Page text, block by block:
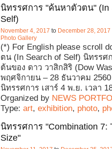
นิทรรศการ "ค้นหาตัวตน" (In
Self)
November 4, 2017 to December 28, 2017
Photo Gallery
(*) For English please scroll
ตน (In Search of Self) นิทรรศ
ต้นของ ดาว วาสิกสิริ (Dow
พฤศจิกายน – 28 ธันวาคม
นิทรรศการ เสาร์ 4 พ.ย. เวลา
Organized by NEWS
Type: art, exhibition, photo,
นิทรรศการ "Combination 7:
Size"